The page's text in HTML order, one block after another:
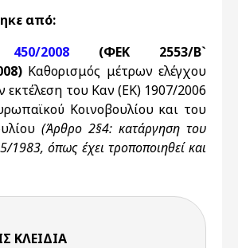
από:
2008 (ΦΕΚ 2553/Β`
Καθορισμός μέτρων ελέγχου
εκτέλεση του Καν (ΕΚ) 1907/2006
Κοινοβουλίου και του
(Άρθρο 2§4: κατάργηση του
1983, όπως έχει τροποποιηθεί και
KΛΕΙΔΙΆ